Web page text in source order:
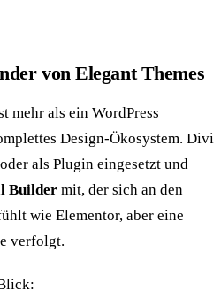
von Elegant Themes
mehr als ein WordPress
Design-Ökosystem. Divi
als Plugin eingesetzt und
Builder mit, der sich an den
wie Elementor, aber eine
verfolgt.